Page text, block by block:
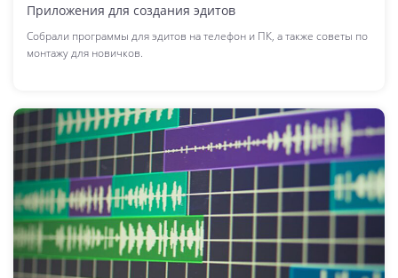
Приложения для создания эдитов
Cобрали программы для эдитов на телефон и ПК, а также советы по
монтажу для новичков.